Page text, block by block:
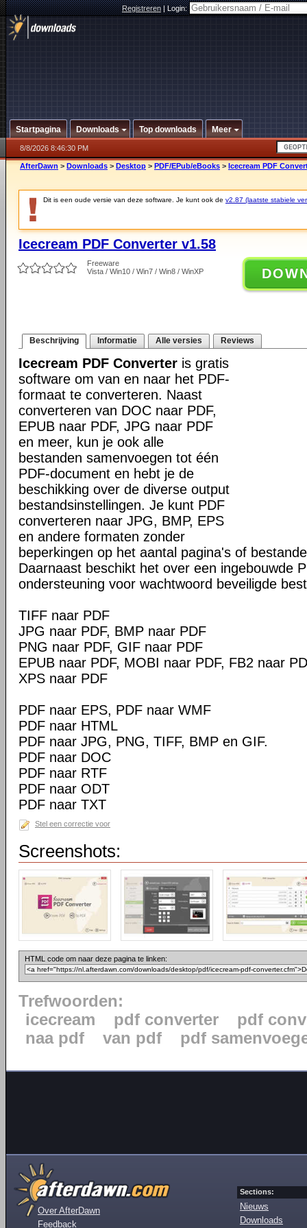
Registreren|Login:
Startpagina Downloads Top downloads Meer
8/8/2026 8:46:30 PM
AfterDawn > Downloads > Desktop > PDF/EPub/eBooks > Icecream PDF
Dit is een oude versie van deze software. Je kunt ook de v2.87 (laatste stabiele
Icecream PDF Converter v1.58
Freeware
Vista / Win10 / Win7 / Win8 / WinXP
Beschrijving Informatie Alle versies Reviews
Icecream PDF Converter is gratis
software om van en naar het PDF-
formaat te converteren. Naast
converteren van DOC naar PDF,
EPUB naar PDF, JPG naar PDF
en meer, kun je ook alle
bestanden samenvoegen tot één
PDF-document en hebt je de
beschikking over de diverse output
bestandsinstellingen. Je kunt PDF
converteren naar JPG, BMP, EPS
en andere formaten zonder
beperkingen op het aantal pagina's of
Daarnaast beschikt het over een ingebouwde
ondersteuning voor wachtwoord beveiligde
TIFF naar PDF
JPG naar PDF, BMP naar PDF
PNG naar PDF, GIF naar PDF
EPUB naar PDF, MOBI naar PDF, FB2 naar
XPS naar PDF
PDF naar EPS, PDF naar WMF
PDF naar HTML
PDF naar JPG, PNG, TIFF, BMP en GIF.
PDF naar DOC
PDF naar RTF
PDF naar ODT
PDF naar TXT
Stel een correctie voor
Screenshots:
HTML code om naar deze pagina te linken:
Trefwoorden:
icecream
pdf converter
pdf
naa pdf
van pdf pdf
Over AfterDawn
Feedback
Sections:
Nieuws
Downloads